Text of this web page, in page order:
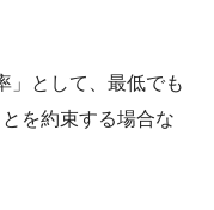
」として、最低でも
を約束する場合な